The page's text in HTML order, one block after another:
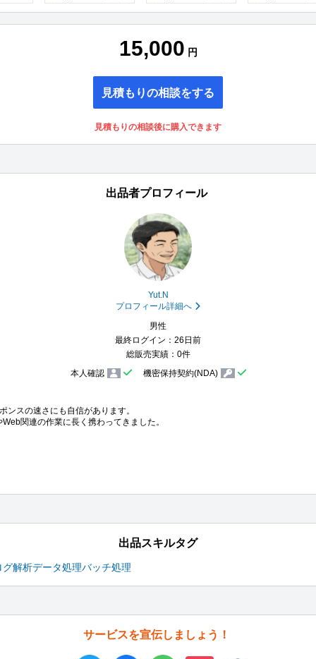
15,000 円
見積もりの相談をする
見積もりの相談後に購入できます
出品者プロフィール
Yut.N
プロフィール詳細へ
男性
最終ログイン：26日前
総販売実績：0件
本人確認
機密保持契約(NDA)
ンスの速さにも自信があります。
関連の作業に長く携わってきました。
出品スキルタグ
グ解析データ処理バッチ処理
サービスを宣伝しましょう！